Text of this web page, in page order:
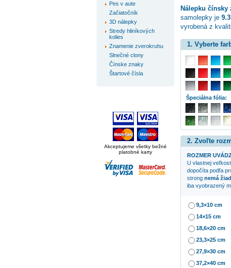
Pes v aute
Začiatočník
3D nálepky
Stredy hliníkových
kolies
Znamenie zverokruhu
Slnečné clony
Čínske znaky
Štartové čísla
Akceptujeme všetky bežné
platobné karty
Nálepku čínsky
samolepky je
vyrobená z
1. Vyberte
Špeciálna fólia:
2. Zvoľte
ROZMER
U vlastnej
dopočíta podľa
strong nemá
iba vyobrazený
9,3×10 cm
14×15 cm
18,6×20 cm
23,3×25 cm
27,9×30 cm
37,2×40 cm